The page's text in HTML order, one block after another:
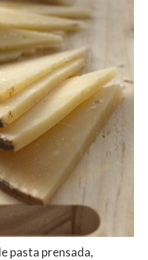
pasta prensada,